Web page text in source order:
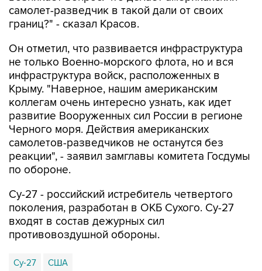
Он отметил, что развивается инфраструктура
инфраструктура войск, расположенных в
Крыму. "Наверное, нашим американским
коллегам очень интересно узнать, как идет
развитие Вооруженных сил России в регионе
Черного моря. Действия американских
самолетов-разведчиков не останутся без
реакции", - заявил замглавы комитета Госдумы
по обороне.
Су-27 - российский истребитель четвертого
входят в состав дежурных сил
противовоздушной обороны.
Су-27 США